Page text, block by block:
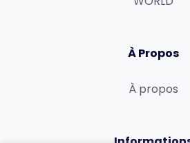
À Propos
À propos